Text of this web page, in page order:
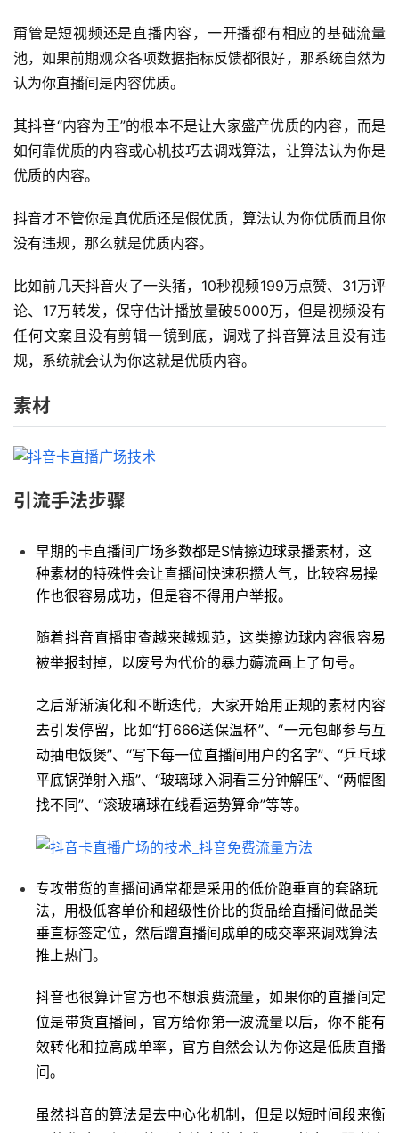
甭管是短视频还是直播内容，一开播都有相应的基础流量
池，如果前期观众各项数据指标反馈都很好，那系统自然为
认为你直播间是内容优质。
其抖音“内容为王”的根本不是让大家盛产优质的内容，而是
如何靠优质的内容或心机技巧去调戏算法，让算法认为你是
优质的内容。
抖音才不管你是真优质还是假优质，算法认为你优质而且你
没有违规，那么就是优质内容。
比如前几天抖音火了一头猪，10秒视频199万点赞、31万评
论、17万转发，保守估计播放量破5000万，但是视频没有
任何文案且没有剪辑一镜到底，调戏了抖音算法且没有违
规，系统就会认为你这就是优质内容。
素材
引流手法步骤
早期的卡直播间广场多数都是S情擦边球录播素材，这
种素材的特殊性会让直播间快速积攒人气，比较容易操
作也很容易成功，但是容不得用户举报。
随着抖音直播审查越来越规范，这类擦边球内容很容易
被举报封掉，以废号为代价的暴力薅流画上了句号。
之后渐渐演化和不断迭代，大家开始用正规的素材内容
去引发停留，比如“打666送保温杯”、“一元包邮参与互
动抽电饭煲”、“写下每一位直播间用户的名字”、“乒乓球
平底锅弹射入瓶”、“玻璃球入洞看三分钟解压”、“两幅图
找不同”、“滚玻璃球在线看运势算命”等等。
专攻带货的直播间通常都是采用的低价跑垂直的套路玩
法，用极低客单价和超级性价比的货品给直播间做品类
垂直标签定位，然后蹭直播间成单的成交率来调戏算法
推上热门。
抖音也很算计官方也不想浪费流量，如果你的直播间定
位是带货直播间，官方给你第一波流量以后，你不能有
效转化和拉高成单率，官方自然会认为你这是低质直播
间。
虽然抖音的算法是去中心化机制，但是以短时间段来衡